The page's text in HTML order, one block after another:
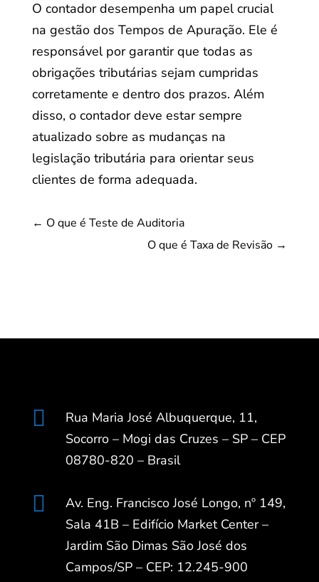
O contador desempenha um papel crucial
na gestão dos Tempos de Apuração. Ele é
responsável por garantir que todas as
obrigações tributárias sejam cumpridas
corretamente e dentro dos prazos. Além
disso, o contador deve estar sempre
atualizado sobre as mudanças na
legislação tributária para orientar seus
clientes de forma adequada.
← O que é Teste de Auditoria
O que é Taxa de Revisão →

Rua Maria José Albuquerque, 11,
Socorro – Mogi das Cruzes – SP – CEP
08780-820 – Brasil

Av. Eng. Francisco José Longo, nº 149,
Sala 41B – Edifício Market Center –
Jardim São Dimas São José dos
Campos/SP – CEP: 12.245-900